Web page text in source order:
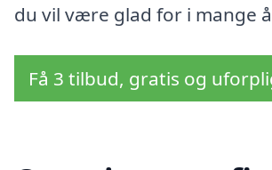
du vil være glad for i mange
Få 3 tilbud, gratis og